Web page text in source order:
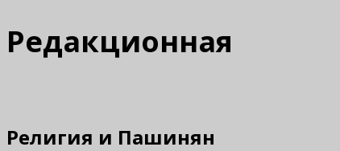
Редакционная
Религия и Пашинян